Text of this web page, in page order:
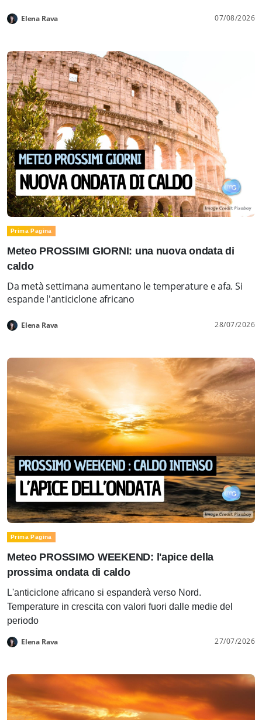
Elena Rava 07/08/2026
Prima Pagina
Meteo PROSSIMI GIORNI: una nuova ondata di
caldo
Da metà settimana aumentano le temperature e afa. Si
espande l'anticiclone africano
Elena Rava 28/07/2026
Prima Pagina
Meteo PROSSIMO WEEKEND: l'apice della
prossima ondata di caldo
L'anticiclone africano si espanderà verso Nord.
Temperature in crescita con valori fuori dalle medie del
periodo
Elena Rava 27/07/2026